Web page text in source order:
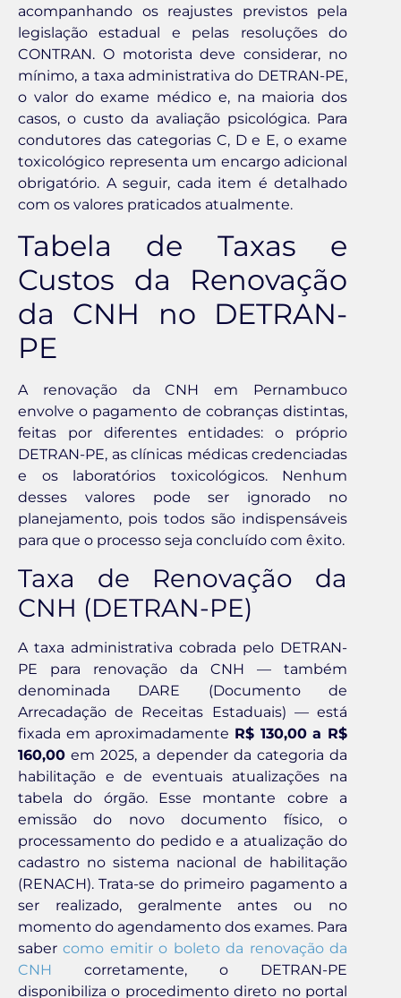
acompanhando os reajustes previstos pela
legislação estadual e pelas resoluções do
CONTRAN. O motorista deve considerar, no
mínimo, a taxa administrativa do DETRAN-PE,
o valor do exame médico e, na maioria dos
casos, o custo da avaliação psicológica. Para
condutores das categorias C, D e E, o exame
toxicológico representa um encargo adicional
obrigatório. A seguir, cada item é detalhado
com os valores praticados atualmente.
Tabela de Taxas e
Custos da Renovação
da CNH no DETRAN-
PE
A renovação da CNH em Pernambuco
envolve o pagamento de cobranças distintas,
feitas por diferentes entidades: o próprio
DETRAN-PE, as clínicas médicas credenciadas
e os laboratórios toxicológicos. Nenhum
desses valores pode ser ignorado no
planejamento, pois todos são indispensáveis
para que o processo seja concluído com êxito.
Taxa de Renovação da
CNH (DETRAN-PE)
A taxa administrativa cobrada pelo DETRAN-
PE para renovação da CNH — também
denominada DARE (Documento de
Arrecadação de Receitas Estaduais) — está
fixada em aproximadamente R$ 130,00 a R$
160,00 em 2025, a depender da categoria da
habilitação e de eventuais atualizações na
tabela do órgão. Esse montante cobre a
emissão do novo documento físico, o
processamento do pedido e a atualização do
cadastro no sistema nacional de habilitação
(RENACH). Trata-se do primeiro pagamento a
ser realizado, geralmente antes ou no
momento do agendamento dos exames. Para
sabercomo emitir o boleto da renovação da
CNH corretamente, o DETRAN-PE
disponibiliza o procedimento direto no portal